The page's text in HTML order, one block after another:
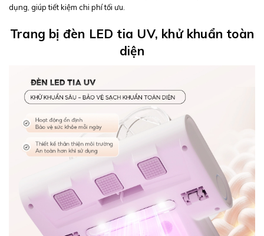
dụng, giúp tiết kiệm chi phí tối ưu.
Trang bị đèn LED tia UV, khử khuẩn toàn
diện